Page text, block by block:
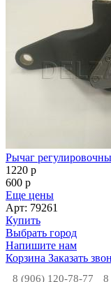
Рычаг
1220 p
600 p
Еще цены
Арт: 79261
Купить
Выбрать город
Напишите нам
Корзина Заказать
8 (906) 120-78-77 8